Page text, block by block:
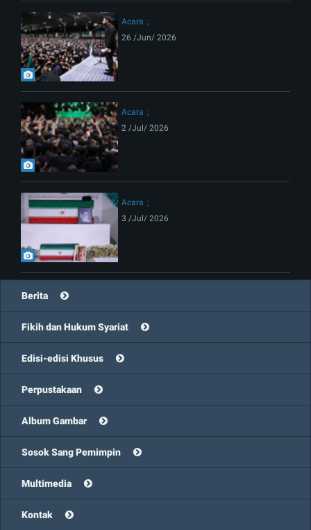
Acara
26 /Jun/ 2026
Acara
2 /Jul/ 2026
Acara
3 /Jul/ 2026
Berita
Fikih dan Hukum Syariat
Edisi-edisi Khusus
Perpustakaan
Album Gambar
Sosok Sang Pemimpin
Multimedia
Kontak